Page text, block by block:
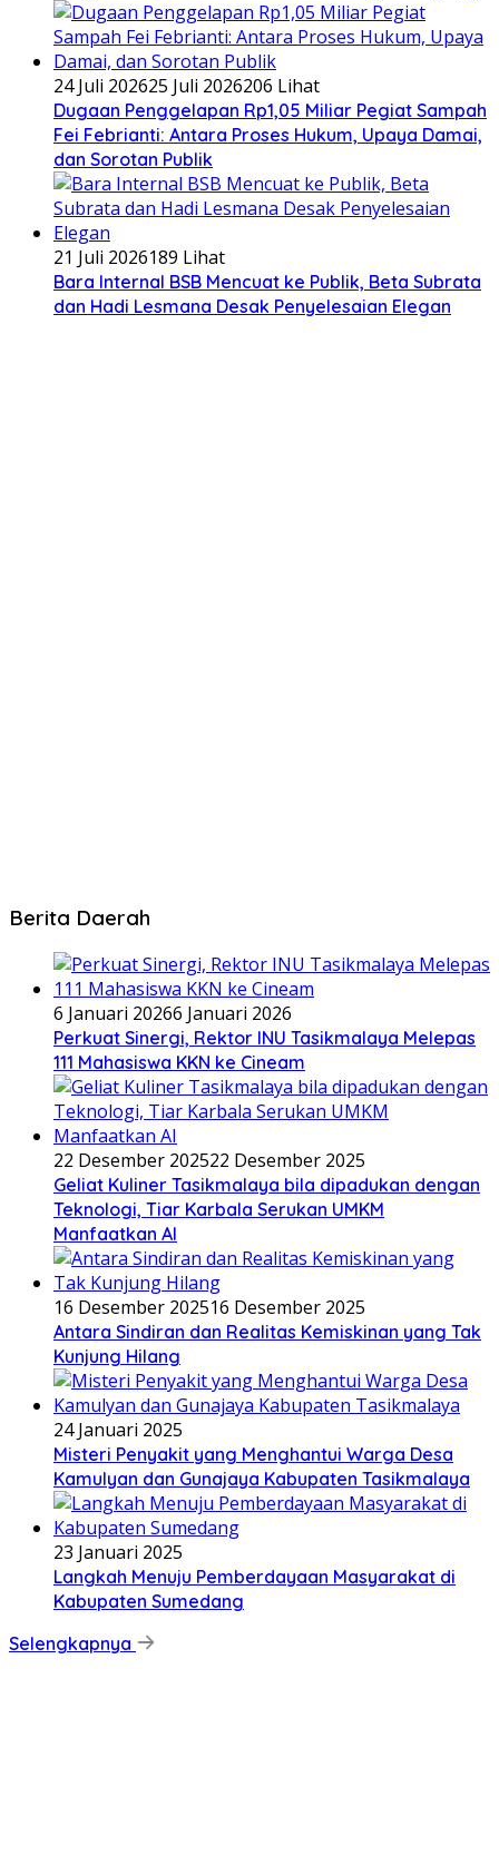
24 Juli 202625 Juli 2026206 Lihat
Dugaan Penggelapan Rp1,05 Miliar Pegiat Sampah
Fei Febrianti: Antara Proses Hukum, Upaya Damai,
dan Sorotan Publik
21 Juli 2026189 Lihat
Bara Internal BSB Mencuat ke Publik, Beta Subrata
dan Hadi Lesmana Desak Penyelesaian Elegan
Berita Daerah
6 Januari 20266 Januari 2026
Perkuat Sinergi, Rektor INU Tasikmalaya Melepas
111 Mahasiswa KKN ke Cineam
22 Desember 202522 Desember 2025
Geliat Kuliner Tasikmalaya bila dipadukan dengan
Teknologi, Tiar Karbala Serukan UMKM
Manfaatkan AI
16 Desember 202516 Desember 2025
Antara Sindiran dan Realitas Kemiskinan yang Tak
Kunjung Hilang
24 Januari 2025
Misteri Penyakit yang Menghantui Warga Desa
Kamulyan dan Gunajaya Kabupaten Tasikmalaya
23 Januari 2025
Langkah Menuju Pemberdayaan Masyarakat di
Kabupaten Sumedang
Selengkapnya